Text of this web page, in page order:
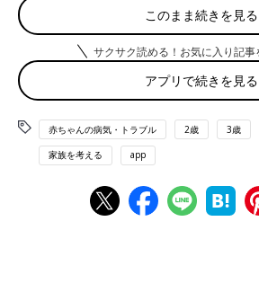
女子高生の優乃は、強迫性障害を隠しながら高校生活
福原さんは、小学生のころから手を過剰
「だれかに危害を加えてしまうかもしれ
このまま続きを見る
サクサク読める！お気に入り記事
アプリで続きを見る
赤ちゃんの病気・トラブル 2歳 3歳
家族を考える app